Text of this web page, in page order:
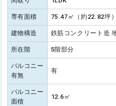
専有面積 75.47㎡（約22.82坪
建物構造 鉄筋コンクリート造
所在階 5階部分
バルコニー
有無
有
バルコニー
面積
12.6㎡